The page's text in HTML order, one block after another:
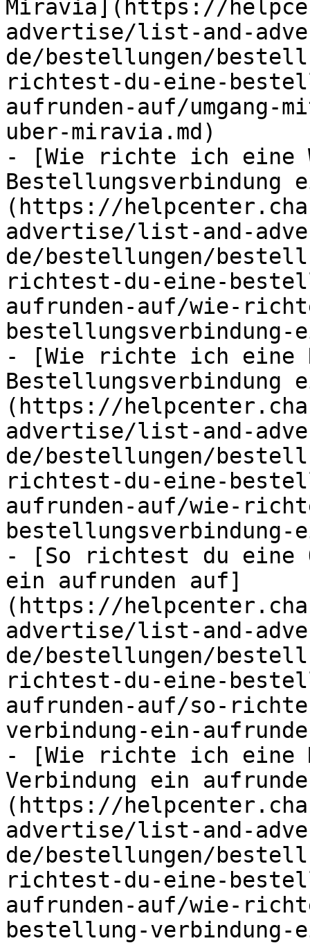
Miravia](https://
advertise/list-and-
de/bestellungen/
richtest-du-eine-
aufrunden-auf/
uber-miravia.md)
- [Wie richte ich eine
Bestellungsverbindung
(https://
advertise/list-and-
de/bestellungen/
richtest-du-eine-
aufrunden-auf/wie-
bestellungsverbindung-
- [Wie richte ich eine
Bestellungsverbindung
(https://
advertise/list-and-
de/bestellungen/
richtest-du-eine-
aufrunden-auf/wie-
bestellungsverbindung-
- [So richtest du eine
ein aufrunden auf]
(https://
advertise/list-and-
de/bestellungen/
richtest-du-eine-
aufrunden-auf/so-
verbindung-ein-
- [Wie richte ich eine
Verbindung ein
(https://
advertise/list-and-
de/bestellungen/
richtest-du-eine-
aufrunden-auf/wie-
bestellung-verbindung-